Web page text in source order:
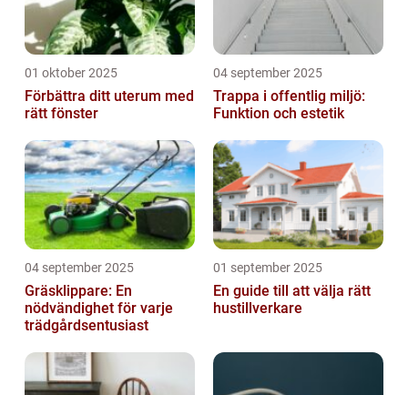
01 oktober 2025
Förbättra ditt uterum med
rätt fönster
04 september 2025
Trappa i offentlig miljö:
Funktion och estetik
04 september 2025
Gräsklippare: En
nödvändighet för varje
trädgårdsentusiast
01 september 2025
En guide till att välja rätt
hustillverkare